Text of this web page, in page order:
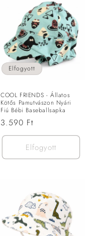
Elfogyott
COOL FRIENDS - Állatos
Kötős Pamutvászon Nyári
Fiú Bébi Baseballsapka
Normál
ár
3.590 Ft
Elfogyott